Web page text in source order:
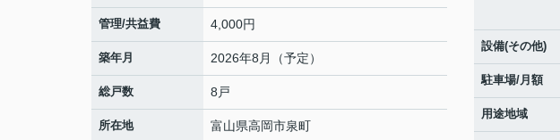
管理/共益費 4,000円
築年月 2026年8月（予定）
総戸数 8戸
所在地 富山県高岡市泉町
設備(その他)
駐車場/月額
用途地域